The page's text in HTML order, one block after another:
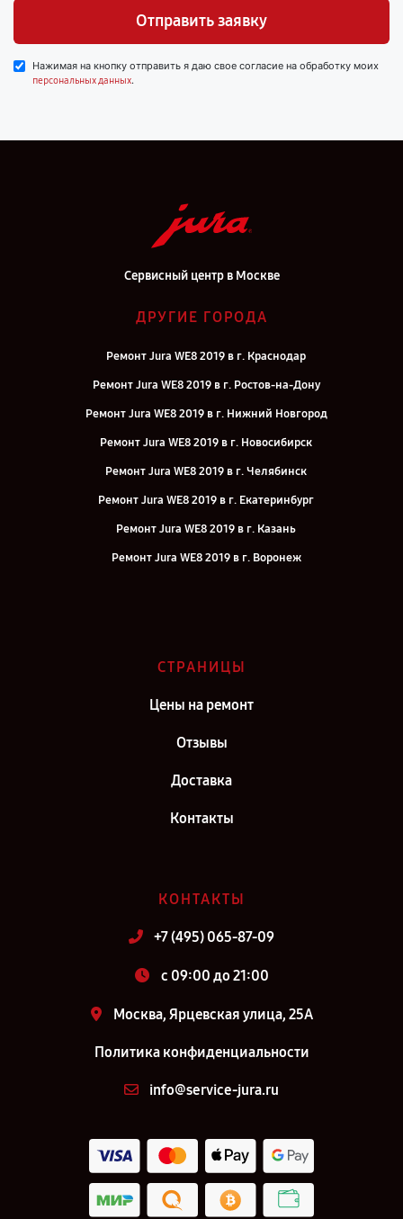
Отправить заявку
Нажимая на кнопку отправить я даю свое согласие на обработку моих
персональных данных.
Сервисный центр в Москве
ДРУГИЕ ГОРОДА
Ремонт Jura WE8 2019 в г. Краснодар
Ремонт Jura WE8 2019 в г. Ростов-на-Дону
Ремонт Jura WE8 2019 в г. Нижний Новгород
Ремонт Jura WE8 2019 в г. Новосибирск
Ремонт Jura WE8 2019 в г. Челябинск
Ремонт Jura WE8 2019 в г. Екатеринбург
Ремонт Jura WE8 2019 в г. Казань
Ремонт Jura WE8 2019 в г. Воронеж
Ремонт Jura WE8 2019 в г. Санкт-Петербург
СТРАНИЦЫ
Цены на ремонт
Отзывы
Доставка
Контакты
КОНТАКТЫ
+7 (495) 065-87-09
c 09:00 до 21:00
Москва, Ярцевская улица, 25А
Политика конфиденциальности
info@service-jura.ru